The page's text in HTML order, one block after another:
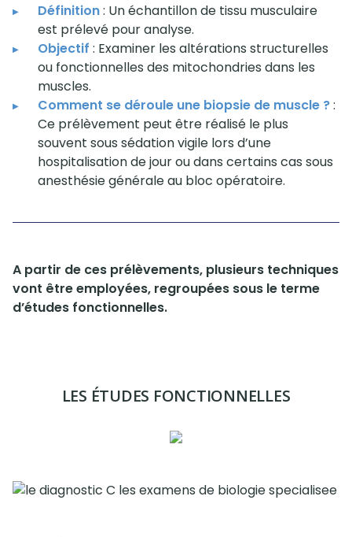
Définition: Un échantillon de tissu musculaire
est prélevé pour analyse.
Objectif : Examiner les altérations structurelles
ou fonctionnelles des mitochondries dans les
muscles.
Comment se déroule une biopsie de muscle ?:
Ce prélèvement peut être réalisé le plus
souvent sous sédation vigile lors d’une
hospitalisation de jour ou dans certains cas sous
anesthésie générale au bloc opératoire.
A partir de ces prélèvements, plusieurs techniques
vont être employées, regroupées sous le terme
d’études fonctionnelles.
LES ÉTUDES FONCTIONNELLES